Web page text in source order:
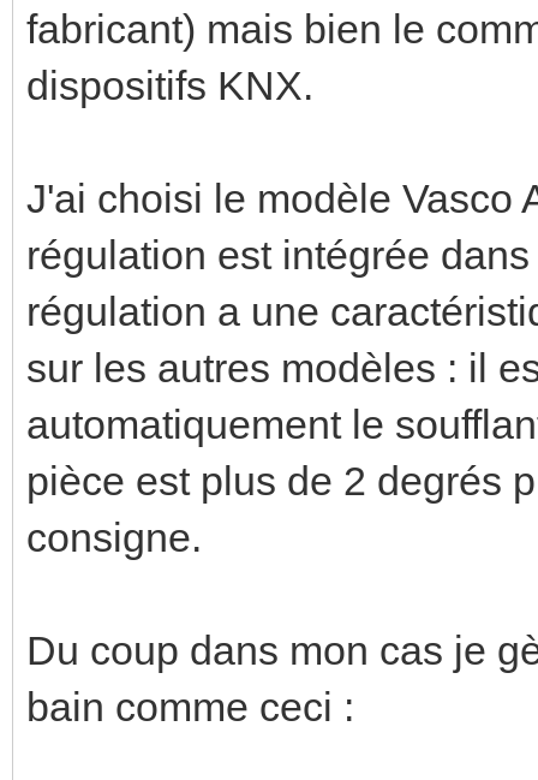
fabricant) mais bien le
dispositifs KNX.
J'ai choisi le modèle Vasco
régulation est intégrée
régulation a une
sur les autres modèles : il
automatiquement le
pièce est plus de 2 degrés
consigne.
Du coup dans mon cas je
bain comme ceci :